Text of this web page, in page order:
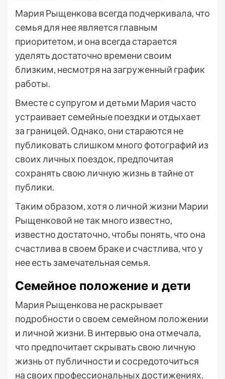
Мария Рыщенкова всегда подчеркивала, что
семья для нее является главным
приоритетом, и она всегда старается
уделять достаточно времени своим
близким, несмотря на загруженный график
работы.
Вместе с супругом и детьми Мария часто
устраивает семейные поездки и отдыхает
за границей. Однако, они стараются не
публиковать слишком много фотографий из
своих личных поездок, предпочитая
сохранять свою личную жизнь в тайне от
публики.
Таким образом, хотя о личной жизни Марии
Рыщенковой не так много известно,
известно достаточно, чтобы понять, что она
счастлива в своем браке и счастлива, что у
нее есть замечательная семья.
Семейное положение и дети
Мария Рыщенкова не раскрывает
подробности о своем семейном положении
и личной жизни. В интервью она отмечала,
что предпочитает скрывать свою личную
жизнь от публичности и сосредоточиться
на своих профессиональных достижениях.